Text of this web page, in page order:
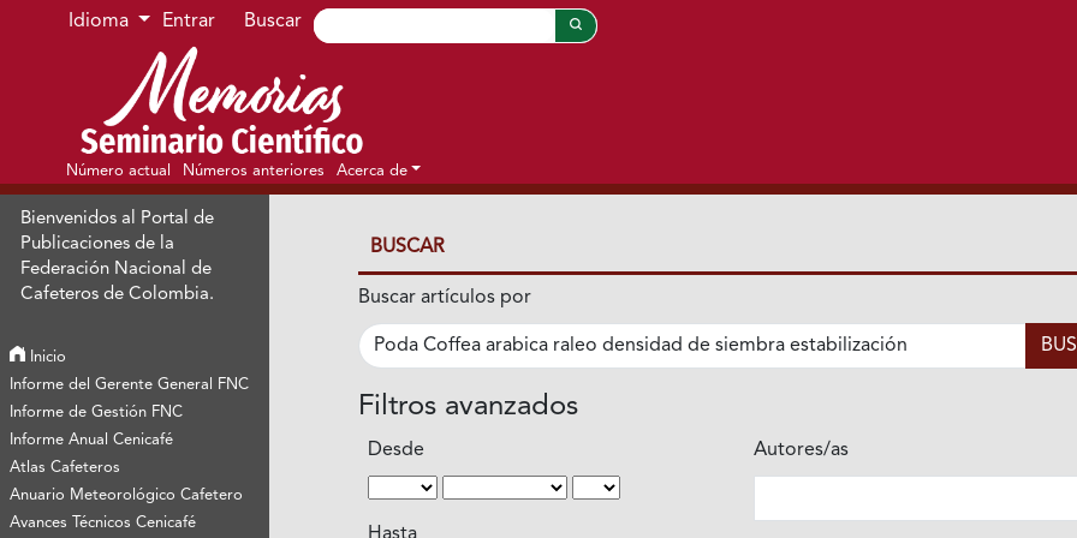
Ir al menú de navegación principal
Ir al contenido principal
Ir al pie de página del sitio
Idioma Entrar Buscar
Número actual Números anteriores Acerca de
Bienvenidos al Portal de
Publicaciones de la
Federación Nacional de
Cafeteros de Colombia.
Inicio
Informe del Gerente General FNC
Informe de Gestión FNC
Informe Anual Cenicafé
Atlas Cafeteros
Anuario Meteorológico Cafetero
Avances Técnicos Cenicafé
BUSCAR
Buscar artículos por
Filtros avanzados
Desde
Hasta
Autores/as